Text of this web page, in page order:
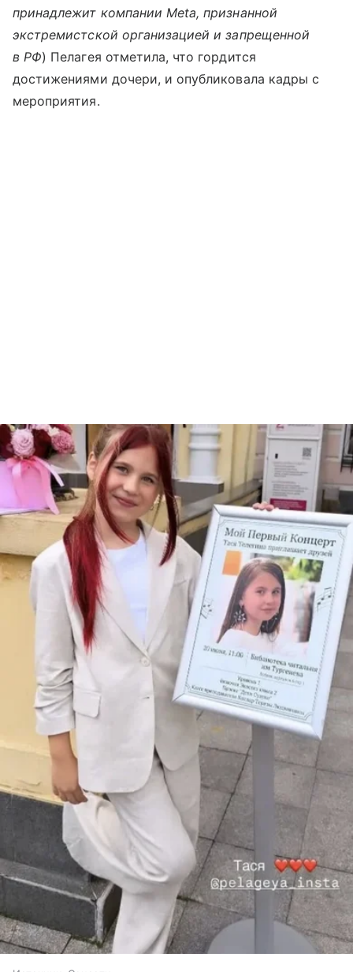
принадлежит компании Meta, признанной
экстремистской организацией и запрещенной
в РФ) Пелагея отметила, что гордится
достижениями дочери, и опубликовала кадры с
мероприятия.